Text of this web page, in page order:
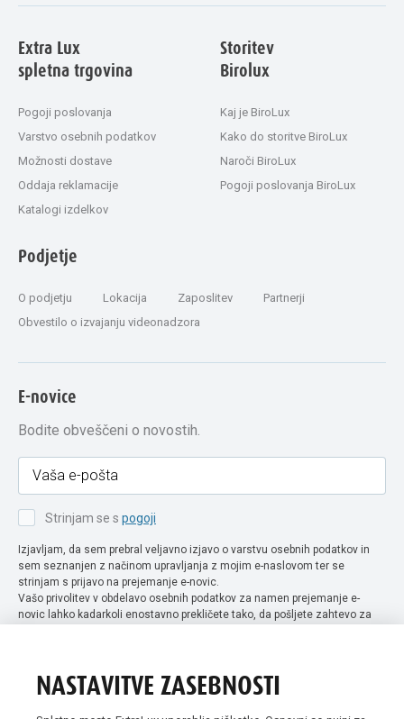
Extra Lux
spletna trgovina
Pogoji poslovanja
Varstvo osebnih podatkov
Možnosti dostave
Oddaja reklamacije
Katalogi izdelkov
Storitev
Birolux
Kaj je BiroLux
Kako do storitve BiroLux
Naroči BiroLux
Pogoji poslovanja BiroLux
Podjetje
O podjetju Lokacija Zaposlitev
Partnerji
Obvestilo o izvajanju videonadzora
E-novice
Bodite obveščeni o novostih.
Strinjam se s pogoji
Izjavljam, da sem prebral veljavno izjavo o varstvu osebnih podatkov in
sem seznanjen z načinom upravljanja z mojim e-naslovom ter se
strinjam s prijavo na prejemanje e-novic.
Vašo privolitev v obdelavo osebnih podatkov za namen prejemanje e-
novic lahko kadarkoli enostavno prekličete tako, da pošljete zahtevo za
NASTAVITVE ZASEBNOSTI